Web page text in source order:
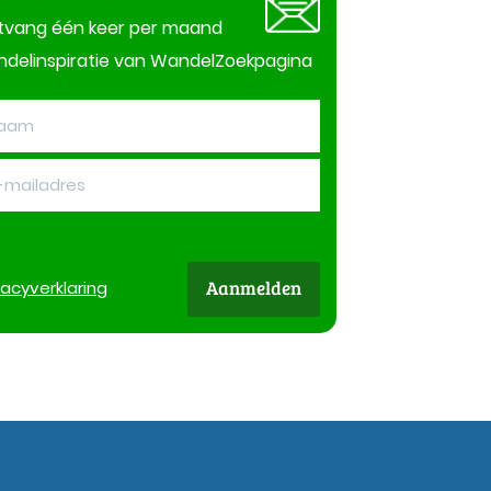
één keer per maand
van WandelZoekpagina
verklaring Aanmelden